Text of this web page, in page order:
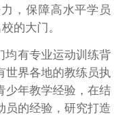
，保障高水平学员
的大门。
均有专业运动训练背
世界各地的教练员执
少年教学经验，在结
员的经验，研究打造